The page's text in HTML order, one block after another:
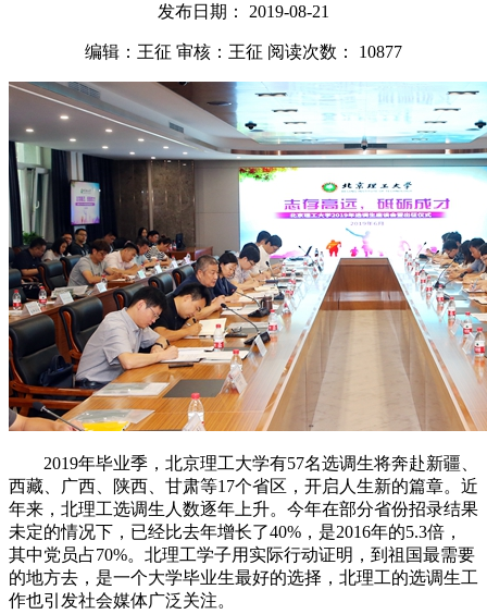
发布日期： 2019-08-21
编辑：王征 审核：王征 阅读次数： 10877
2019年毕业季，北京理工大学有57名选调生将奔赴新疆、
西藏、广西、陕西、甘肃等17个省区，开启人生新的篇章。近
年来，北理工选调生人数逐年上升。今年在部分省份招录结果
未定的情况下，已经比去年增长了40%，是2016年的5.3倍，
其中党员占70%。北理工学子用实际行动证明，到祖国最需要
的地方去，是一个大学毕业生最好的选择，北理工的选调生工
作也引发社会媒体广泛关注。